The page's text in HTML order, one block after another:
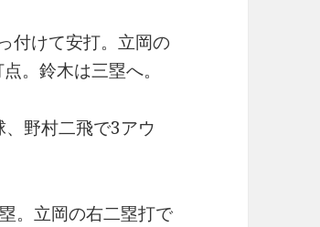
付けて安打。立岡の
。鈴木は三塁へ。
野村二飛で3アウ
。立岡の右二塁打で